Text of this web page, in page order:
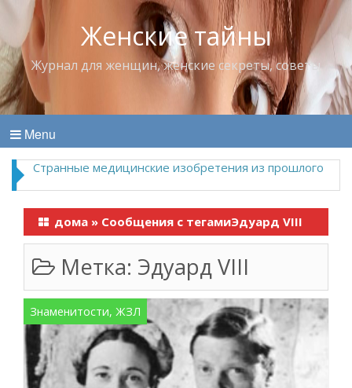
Женские тайны
Журнал для женщин, женские секреты, советы
Menu
Странные медицинские изобретения из прошлого
дома » Сообщения с тегамиЭдуард VIII
Метка: Эдуард VIII
Знаменитости, ЖЗЛ